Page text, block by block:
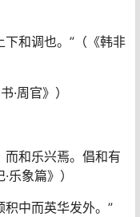
和调也。”（《韩非
·周官》）
而和乐兴焉。倡和有
乐象篇》）
中而英华发外。”